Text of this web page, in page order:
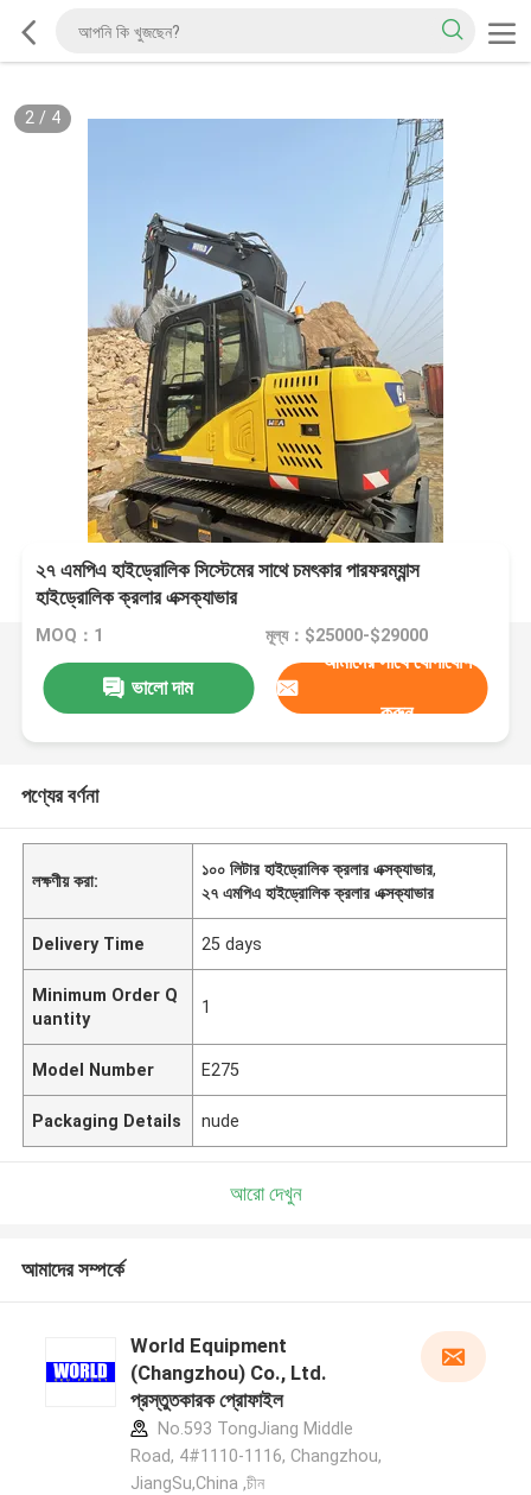
2/ 4
২৭ এমপিএ হাইড্রোলিক সিস্টেমের সাথে চমৎকার পারফরম্যান্স
হাইড্রোলিক ক্রলার এক্সক্যাভার
MOQ：1 মূল্য：$25000-$29000
ভালো দাম
আমাদের সাথে যোগাযোগ
করুন
পণ্যের বর্ণনা
লক্ষণীয় করা:
১০০ লিটার হাইড্রোলিক ক্রলার এক্সক্যাভার,
২৭ এমপিএ হাইড্রোলিক ক্রলার এক্সক্যাভার
Delivery Time 25 days
Minimum Order Q
uantity
1
Model Number E275
Packaging Details nude
আরো দেখুন
আমাদের সম্পর্কে
World Equipment
(Changzhou) Co., Ltd.
প্রস্তুতকারক প্রোফাইল
No.593 TongJiang Middle
Road, 4#1110-1116, Changzhou,
JiangSu,China ,চীন